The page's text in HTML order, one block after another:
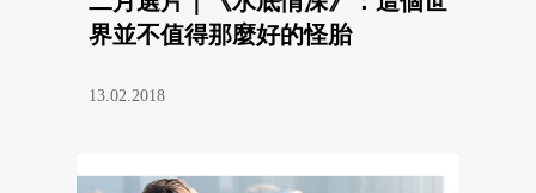
界並不值得那麼好的怪胎
13.02.2018